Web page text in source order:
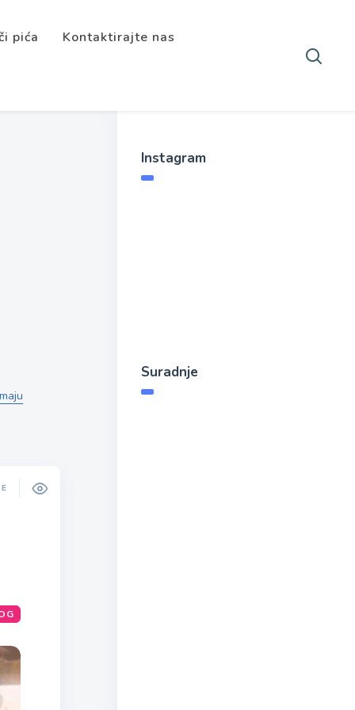
pića Kontaktirajte nas
Instagram
Suradnje